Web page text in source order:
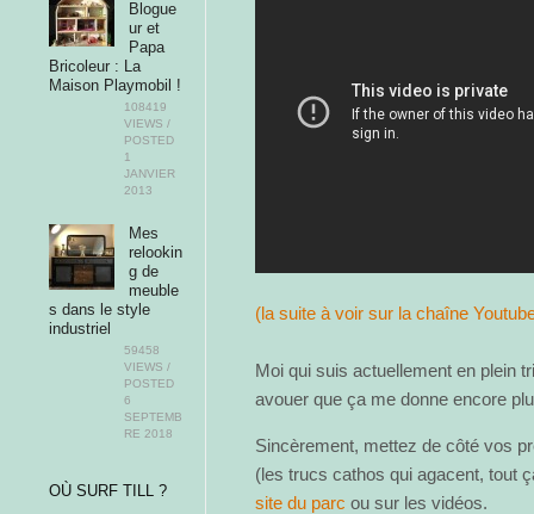
(la suite à voir sur la chaîne
Moi qui suis actuellement en plein
avouer que ça me donne encore
Sincèrement, mettez de côté vos
(les trucs cathos qui agacent,
site du parc ou sur les vidéos.
Blogue
ur et
Papa
Bricoleur : La
Maison Playmobil !
108419
VIEWS /
POSTED
1
JANVIER
2013
Mes
relookin
g de
meuble
s dans le style
industriel
59458
VIEWS /
POSTED
6
SEPTEMB
RE 2018
OÙ SURF TILL ?